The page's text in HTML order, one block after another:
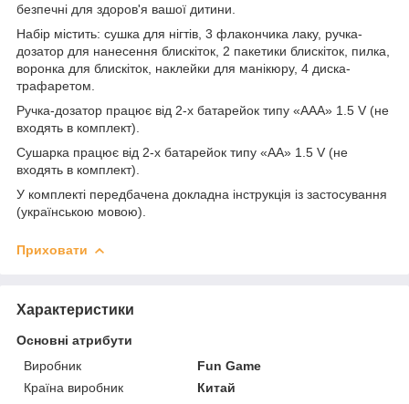
безпечні для здоров'я вашої дитини.
Набір містить: сушка для нігтів, 3 флакончика лаку, ручка-
дозатор для нанесення блискіток, 2 пакетики блискіток, пилка,
воронка для блискіток, наклейки для манікюру, 4 диска-
трафаретом.
Ручка-дозатор працює від 2-х батарейок типу «ААА» 1.5 V (не
входять в комплект).
Сушарка працює від 2-х батарейок типу «АА» 1.5 V (не
входять в комплект).
У комплекті передбачена докладна інструкція із застосування
(українською мовою).
Приховати
Характеристики
Основні атрибути
Виробник
Fun Game
Країна виробник
Китай